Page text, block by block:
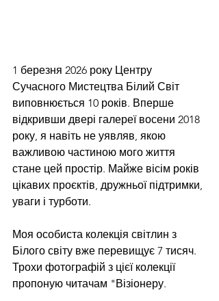
1 березня 2026 року Центру
Сучасного Мистецтва Білий Світ
виповнюється 10 років. Вперше
відкривши двері галереї восени 2018
року, я навіть не уявляв, якою
важливою частиною мого життя
стане цей простір. Майже вісім років
цікавих проєктів, дружньої підтримки,
уваги і турботи.
Моя особиста колекція світлин з
Білого світу вже перевищує 7 тисяч.
Трохи фотографій з цієї колекції
пропоную читачам "Візіонеру.